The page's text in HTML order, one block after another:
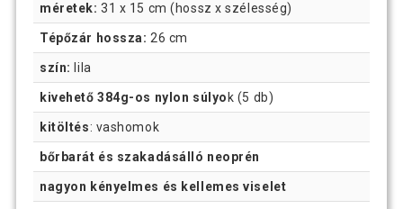
méretek: 31 x 15 cm (hossz x szélesség)
Tépőzár hossza: 26 cm
szín: lila
kivehető 384g-os nylon súlyo k (5 db)
kitöltés: vashomok
bőrbarát és szakadásálló neoprén
nagyon kényelmes és kellemes viselet